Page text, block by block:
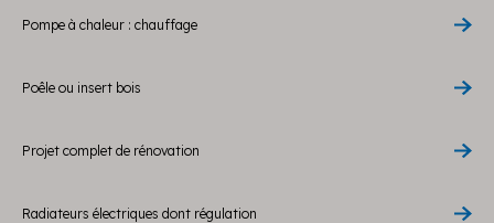
Pompe à chaleur : chauffage
Poêle ou insert bois
Projet complet de rénovation
Radiateurs électriques dont régulation